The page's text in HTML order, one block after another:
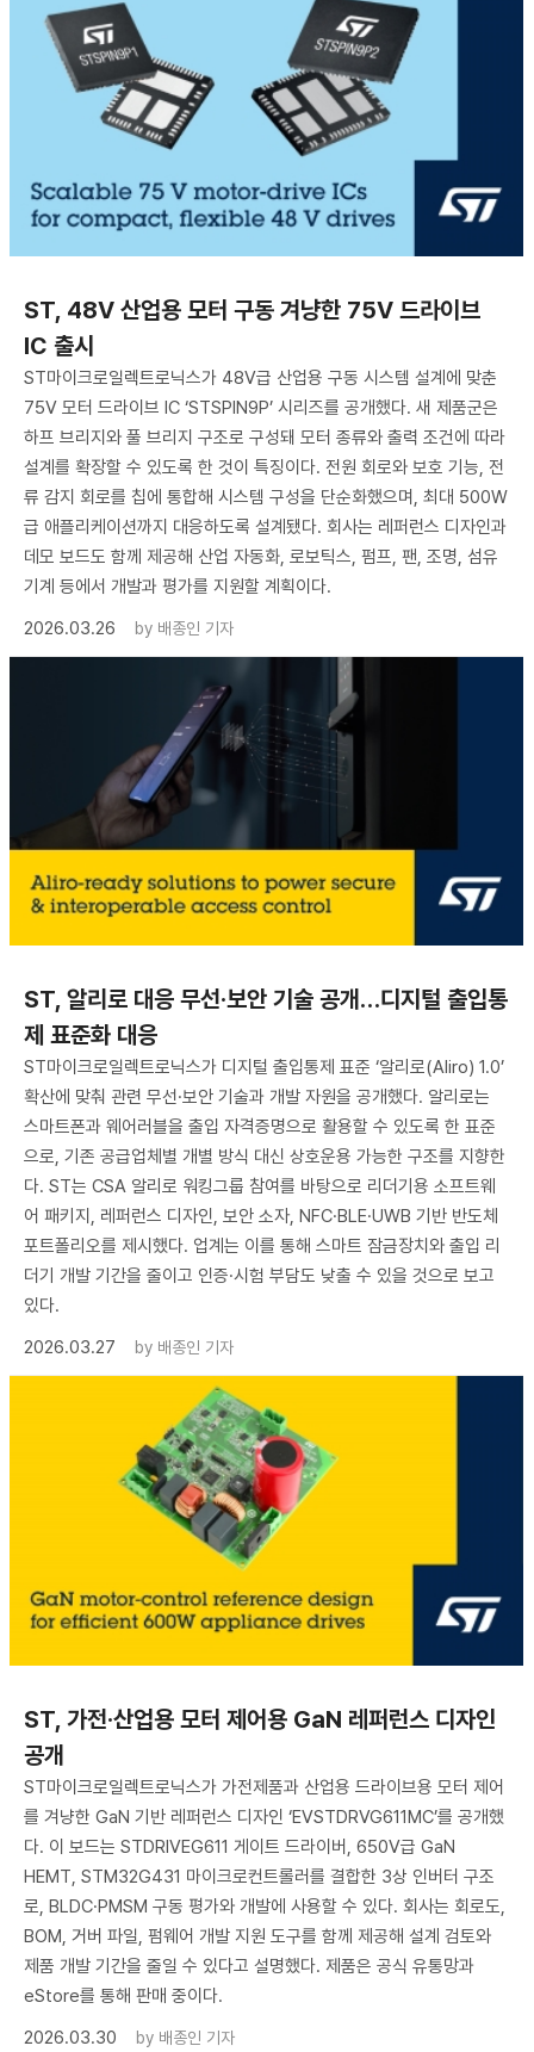
ST, 48V 산업용 모터 구동 겨냥한 75V 드라이브
IC 출시
ST마이크로일렉트로닉스가 48V급 산업용 구동 시스템 설계에 맞춘
75V 모터 드라이브 IC ‘STSPIN9P’ 시리즈를 공개했다. 새 제품군은
하프 브리지와 풀 브리지 구조로 구성돼 모터 종류와 출력 조건에 따라
설계를 확장할 수 있도록 한 것이 특징이다. 전원 회로와 보호 기능, 전
류 감지 회로를 칩에 통합해 시스템 구성을 단순화했으며, 최대 500W
급 애플리케이션까지 대응하도록 설계됐다. 회사는 레퍼런스 디자인과
데모 보드도 함께 제공해 산업 자동화, 로보틱스, 펌프, 팬, 조명, 섬유
기계 등에서 개발과 평가를 지원할 계획이다.
2026.03.26
by 배종인 기자
ST, 알리로 대응 무선·보안 기술 공개…디지털 출입통
제 표준화 대응
ST마이크로일렉트로닉스가 디지털 출입통제 표준 ‘알리로(Aliro) 1.0’
확산에 맞춰 관련 무선·보안 기술과 개발 자원을 공개했다. 알리로는
스마트폰과 웨어러블을 출입 자격증명으로 활용할 수 있도록 한 표준
으로, 기존 공급업체별 개별 방식 대신 상호운용 가능한 구조를 지향한
다. ST는 CSA 알리로 워킹그룹 참여를 바탕으로 리더기용 소프트웨
어 패키지, 레퍼런스 디자인, 보안 소자, NFC·BLE·UWB 기반 반도체
포트폴리오를 제시했다. 업계는 이를 통해 스마트 잠금장치와 출입 리
더기 개발 기간을 줄이고 인증·시험 부담도 낮출 수 있을 것으로 보고
있다.
2026.03.27
by 배종인 기자
ST, 가전·산업용 모터 제어용 GaN 레퍼런스 디자인
공개
ST마이크로일렉트로닉스가 가전제품과 산업용 드라이브용 모터 제어
를 겨냥한 GaN 기반 레퍼런스 디자인 ‘EVSTDRVG611MC’를 공개했
다. 이 보드는 STDRIVEG611 게이트 드라이버, 650V급 GaN
HEMT, STM32G431 마이크로컨트롤러를 결합한 3상 인버터 구조
로, BLDC·PMSM 구동 평가와 개발에 사용할 수 있다. 회사는 회로도,
BOM, 거버 파일, 펌웨어 개발 지원 도구를 함께 제공해 설계 검토와
제품 개발 기간을 줄일 수 있다고 설명했다. 제품은 공식 유통망과
eStore를 통해 판매 중이다.
2026.03.30
by 배종인 기자